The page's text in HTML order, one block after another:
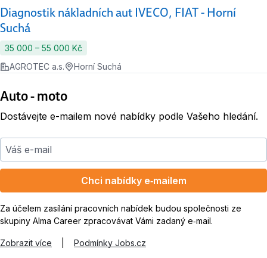
Diagnostik nákladních aut IVECO, FIAT - Horní
Suchá
35 000 ‍–‍ 55 000 Kč
AGROTEC a.s.
Horní Suchá
Auto - moto
Dostávejte e-mailem nové nabídky podle Vašeho hledání.
Váš e-mail
Chci nabídky e‑mailem
Za účelem zasílání pracovních nabídek budou společnosti ze
skupiny Alma Career zpracovávat Vámi zadaný e‑mail.
Zobrazit více Podmínky Jobs.cz